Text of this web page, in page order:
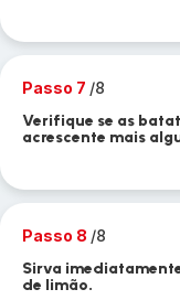
Passo 7 /8
Verifique se as
acrescente mais
Passo 8 /8
Sirva
de limão.